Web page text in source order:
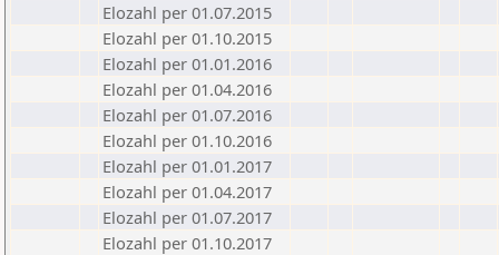
Elozahl per 01.07.2015
Elozahl per 01.10.2015
Elozahl per 01.01.2016
Elozahl per 01.04.2016
Elozahl per 01.07.2016
Elozahl per 01.10.2016
Elozahl per 01.01.2017
Elozahl per 01.04.2017
Elozahl per 01.07.2017
Elozahl per 01.10.2017